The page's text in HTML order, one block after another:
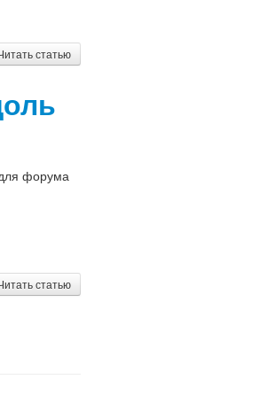
статью
форума
статью